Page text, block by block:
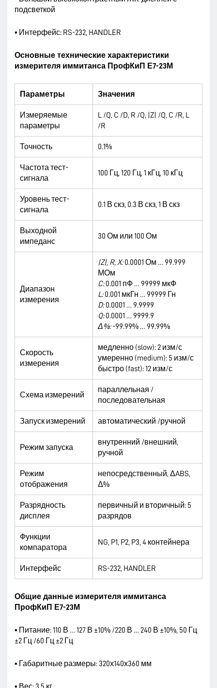
подсветкой
▪ Интерфейс: RS-232, HANDLER
Основные технические характеристики
измерителя иммитанса ПрофКиП Е7-23М
Параметры Значения
Измеряемые
параметры
L /Q, C /D, R /Q, |Z| /Q, C /R, L
/R
Точность 0.1%
Частота тест-
сигнала
100 Гц, 120 Гц, 1 кГц, 10 кГц
Уровень тест-
сигнала
0.1 В скз, 0.3 В скз, 1 В скз
Выходной
импеданс
30 Ом или 100 Ом
Диапазон
измерения
|Z|, R, X:0.0001 Ом … 99.999
МОм
C:0.001 пФ … 99999 мкФ
L :0.001 мкГн … 99999 Гн
D:0.0001 … 9.9999
Q:0.0001 … 9999.9
Δ%:-99.99% … 99.99%
Скорость
измерения
медленно (slow): 2 изм/с
умеренно (medium): 5 изм/с
быстро (fast): 12 изм/с
Схема измерений
параллельная /
последовательная
Запуск измерений автоматический /ручной
Режим запуска
внутренний /внешний,
ручной
Режим
отображения
непосредственный, ΔABS,
Δ%
Разрядность
дисплея
первичный и вторичный: 5
разрядов
Функции
компаратора
NG, P1, P2, P3, 4 контейнера
Интерфейс RS-232, HANDLER
Общие данные измерителя иммитанса
ПрофКиП Е7-23М
▪ Питание: 110 В … 127 В ±10% /220 В … 240 В ±10%, 50 Гц
±2 Гц /60 Гц ±2 Гц
▪ Габаритные размеры: 320х140х360 мм
▪ Вес: 3.5 кг